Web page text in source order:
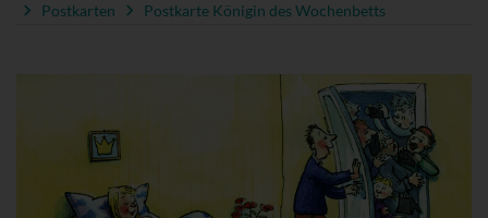
Postkarten
Postkarte Königin des Wochenbetts